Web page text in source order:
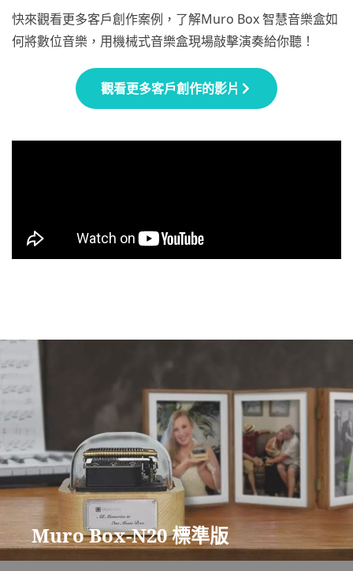
快來觀看更多客戶創作案例，了解Muro Box 智慧音樂盒如
何將數位音樂，用機械式音樂盒現場敲擊演奏給你聽！
觀看更多客戶創作的影片
Muro Box-N20 標準版